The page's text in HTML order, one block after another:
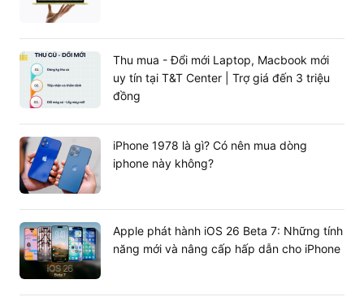
Thu mua - Đổi mới Laptop, Macbook mới
uy tín tại T&T Center | Trợ giá đến 3 triệu
đồng
iPhone 1978 là gì? Có nên mua dòng
iphone này không?
Apple phát hành iOS 26 Beta 7: Những tính
năng mới và nâng cấp hấp dẫn cho iPhone